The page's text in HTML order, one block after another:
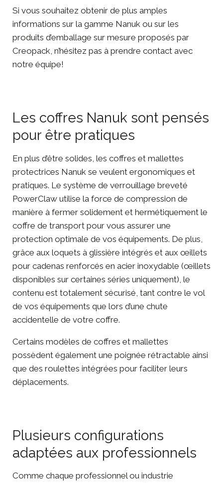
Si vous souhaitez obtenir de plus amples
informations sur la gamme Nanuk ou sur les
produits d’emballage sur mesure proposés par
Creopack, n’hésitez pas à prendre contact avec
notre équipe!
Les coffres Nanuk sont pensés
pour être pratiques
En plus d’être solides, les coffres et mallettes
protectrices Nanuk se veulent ergonomiques et
pratiques. Le système de verrouillage breveté
PowerClaw utilise la force de compression de
manière à fermer solidement et hermétiquement le
coffre de transport pour vous assurer une
protection optimale de vos équipements. De plus,
grâce aux loquets à glissière intégrés et aux œillets
pour cadenas renforcés en acier inoxydable (œillets
disponibles sur certaines séries uniquement), le
contenu est totalement sécurisé, tant contre le vol
de vos équipements que lors d’une chute
accidentelle de votre coffre.
Certains modèles de coffres et mallettes
possèdent également une poignée rétractable ainsi
que des roulettes intégrées pour faciliter leurs
déplacements.
Plusieurs configurations
adaptées aux professionnels
Comme chaque professionnel ou industrie